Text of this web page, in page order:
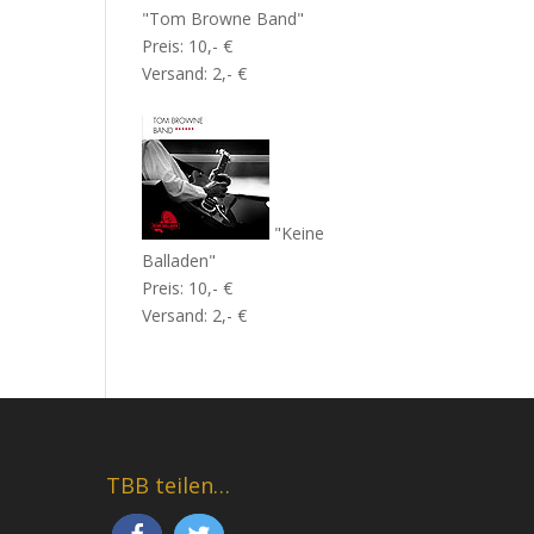
"Tom Browne Band"
Preis: 10,- €
Versand: 2,- €
"Keine
Balladen"
Preis: 10,- €
Versand: 2,- €
TBB teilen…